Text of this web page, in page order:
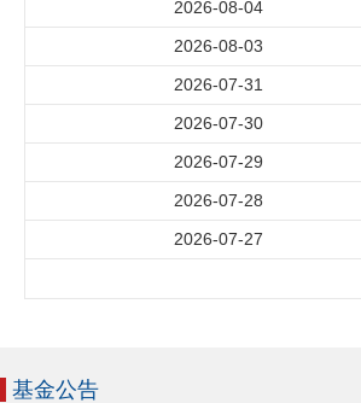
2026-08-04
2026-08-03
2026-07-31
2026-07-30
2026-07-29
2026-07-28
2026-07-27
基金公告